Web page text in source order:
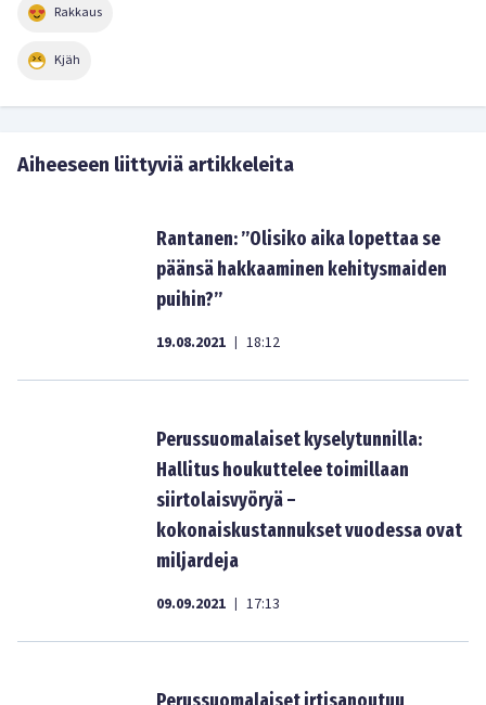
Rakkaus
Kjäh
Aiheeseen liittyviä artikkeleita
Rantanen: ”Olisiko aika lopettaa se
päänsä hakkaaminen kehitysmaiden
puihin?”
19.08.2021 | 18:12
Perussuomalaiset kyselytunnilla:
Hallitus houkuttelee toimillaan
siirtolaisvyöryä –
kokonaiskustannukset vuodessa ovat
miljardeja
09.09.2021 | 17:13